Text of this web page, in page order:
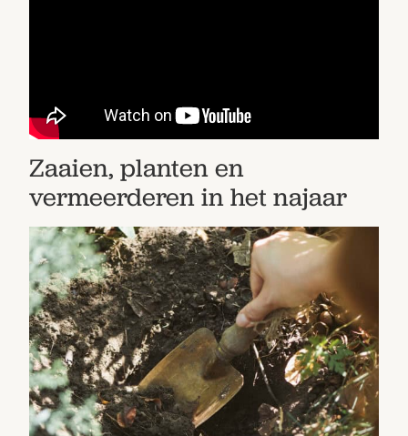
Zaaien, planten en
vermeerderen in het najaar